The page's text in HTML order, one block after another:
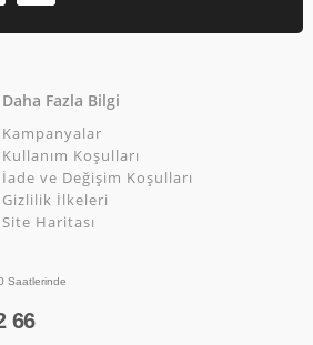
Daha Fazla Bilgi
Kampanyalar
Kullanım Koşulları
İade ve Değişim Koşulları
Gizlilik İlkeleri
Site Haritası
Saatlerinde
66